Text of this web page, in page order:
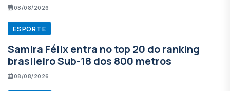
08/08/2026
ESPORTE
Samira Félix entra no top 20 do ranking
brasileiro Sub-18 dos 800 metros
08/08/2026